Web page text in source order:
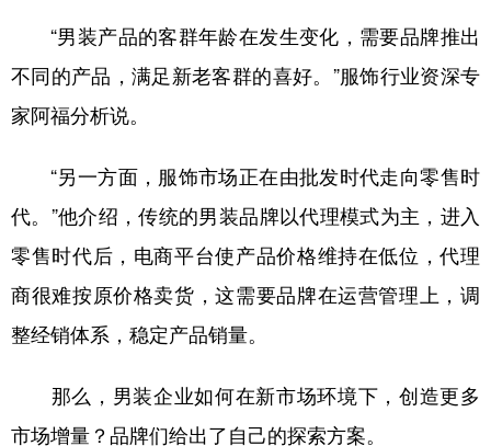
“男装产品的客群年龄在发生变化，需要品牌推出
不同的产品，满足新老客群的喜好。”服饰行业资深专
家阿福分析说。
“另一方面，服饰市场正在由批发时代走向零售时
代。”他介绍，传统的男装品牌以代理模式为主，进入
零售时代后，电商平台使产品价格维持在低位，代理
商很难按原价格卖货，这需要品牌在运营管理上，调
整经销体系，稳定产品销量。
那么，男装企业如何在新市场环境下，创造更多
市场增量？品牌们给出了自己的探索方案。